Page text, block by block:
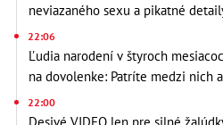
neviazaného sexu a pikatné
22:06
Ľudia narodení v štyroch
na dovolenke: Patríte medzi nich
22:00
Desivé VIDEO len pre silné